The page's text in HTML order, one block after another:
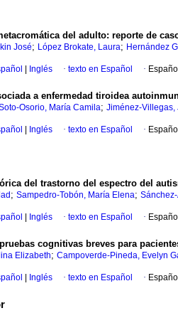
del adulto: reporte de
José; López Brokate, Laura; Hernández
Inglés · texto en Español ·
a enfermedad tiroidea
Osorio, María Camila; Jiménez-Villegas,
Inglés · texto en Español ·
del trastorno del espectro del
; Sampedro-Tobón, María Elena;
Inglés · texto en Español ·
cognitivas breves para
Elizabeth; Campoverde-Pineda, Evelyn
Inglés · texto en Español ·